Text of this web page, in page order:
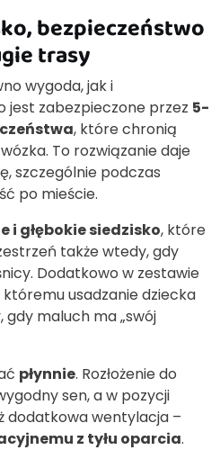
bezpieczeństwo
trasy
wygoda, jak i
jest zabezpieczone przez 5-
, które chronią
To rozwiązanie daje
szczególnie podczas
po mieście.
i głębokie siedzisko, które
także wtedy, gdy
Dodatkowo w zestawie
któremu usadzanie dziecka
maluch ma „swój
płynnie. Rozłożenie do
sen, a w pozycji
dodatkowa wentylacja –
z tyłu oparcia.